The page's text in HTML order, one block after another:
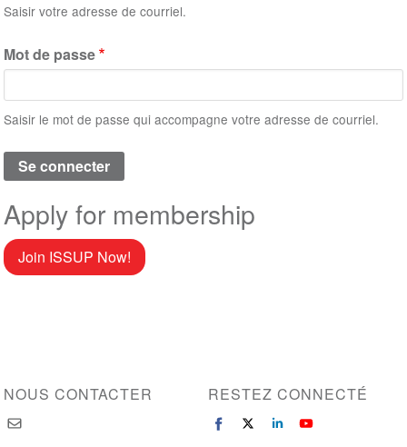
Saisir votre adresse de courriel.
Mot de passe
Saisir le mot de passe qui accompagne votre adresse de courriel.
Apply for membership
Join ISSUP Now!
NOUS CONTACTER RESTEZ CONNECTÉ